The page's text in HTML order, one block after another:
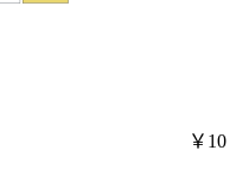
￥10